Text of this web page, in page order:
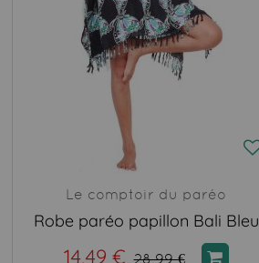
Le comptoir du paréo
Robe paréo papillon Bali Bleu
14,49 € 28,99 €